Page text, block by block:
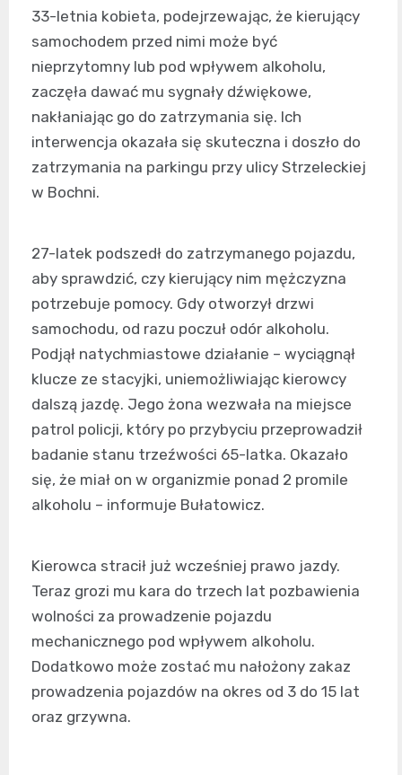
33-letnia kobieta, podejrzewając, że kierujący
samochodem przed nimi może być
nieprzytomny lub pod wpływem alkoholu,
zaczęła dawać mu sygnały dźwiękowe,
nakłaniając go do zatrzymania się. Ich
interwencja okazała się skuteczna i doszło do
zatrzymania na parkingu przy ulicy Strzeleckiej
w Bochni.
27-latek podszedł do zatrzymanego pojazdu,
aby sprawdzić, czy kierujący nim mężczyzna
potrzebuje pomocy. Gdy otworzył drzwi
samochodu, od razu poczuł odór alkoholu.
Podjął natychmiastowe działanie – wyciągnął
klucze ze stacyjki, uniemożliwiając kierowcy
dalszą jazdę. Jego żona wezwała na miejsce
patrol policji, który po przybyciu przeprowadził
badanie stanu trzeźwości 65-latka. Okazało
się, że miał on w organizmie ponad 2 promile
alkoholu – informuje Bułatowicz.
Kierowca stracił już wcześniej prawo jazdy.
Teraz grozi mu kara do trzech lat pozbawienia
wolności za prowadzenie pojazdu
mechanicznego pod wpływem alkoholu.
Dodatkowo może zostać mu nałożony zakaz
prowadzenia pojazdów na okres od 3 do 15 lat
oraz grzywna.